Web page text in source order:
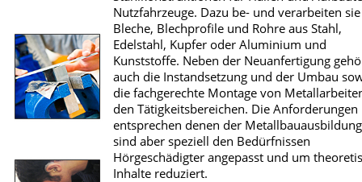
Nutzfahrzeuge. Dazu be- und verarbeiten sie
Bleche, Blechprofile und Rohre aus Stahl,
Edelstahl, Kupfer oder Aluminium und
Kunststoffe. Neben der Neuanfertigung
auch die Instandsetzung und der Umbau
die fachgerechte Montage von
den Tätigkeitsbereichen. Die Anforderungen
entsprechen denen der
sind aber speziell den Bedürfnissen
Hörgeschädigter angepasst und um
Inhalte reduziert.